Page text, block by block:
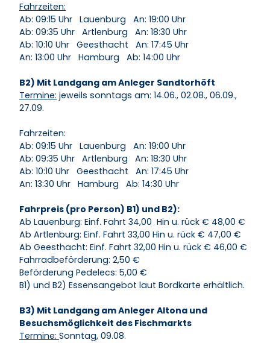
Fahrzeiten:
Ab: 09:15 Uhr Lauenburg An: 19:00 Uhr
Ab: 09:35 Uhr Artlenburg An: 18:30 Uhr
Ab: 10:10 Uhr Geesthacht An: 17:45 Uhr
An: 13:00 Uhr Hamburg Ab: 14:00 Uhr
B2) Mit Landgang am Anleger Sandtorhöft
Termine: jeweils sonntags am: 14.06., 02.08., 06.09.,
27.09.
Fahrzeiten:
Ab: 09:15 Uhr Lauenburg An: 19:00 Uhr
Ab: 09:35 Uhr Artlenburg An: 18:30 Uhr
Ab: 10:10 Uhr Geesthacht An: 17:45 Uhr
An: 13:30 Uhr Hamburg Ab: 14:30 Uhr
Fahrpreis (pro Person) B1) und B2):
Ab Lauenburg: Einf. Fahrt 34,00 Hin u. rück € 48,00 €
Ab Artlenburg: Einf. Fahrt 33,00 Hin u. rück € 47,00 €
Ab Geesthacht: Einf. Fahrt 32,00 Hin u. rück € 46,00 €
Fahrradbeförderung: 2,50 €
Beförderung Pedelecs: 5,00 €
B1) und B2) Essensangebot laut Bordkarte erhältlich.
B3) Mit Landgang am Anleger Altona und
Besuchsmöglichkeit des Fischmarkts
Termine: Sonntag, 09.08.